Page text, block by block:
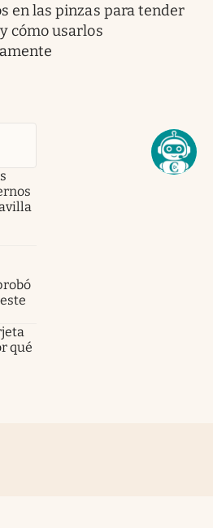
en las pinzas para tender
cómo usarlos
qué